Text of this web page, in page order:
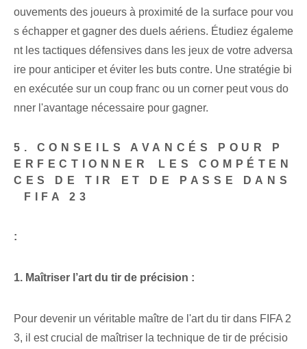
ouvements des joueurs à proximité de la surface pour vou
s échapper et gagner des duels aériens. Étudiez égaleme
nt les tactiques défensives dans les jeux de votre adversa
ire pour anticiper et éviter les buts contre. Une stratégie bi
en exécutée sur un coup franc ou un corner peut vous do
nner l'avantage nécessaire pour gagner.
5. CONSEILS AVANCÉS POUR P
ERFECTIONNER⁢ LES COMPÉTEN
CES DE TIR ET DE PASSE DANS
⁢ FIFA 23
:
1. Maîtriser l’art du tir de précision :
Pour ⁤devenir⁢ un véritable maître de l'art ⁤du tir dans ⁤FIFA 2
3‌, il est crucial de maîtriser la ⁤technique de tir de précisio